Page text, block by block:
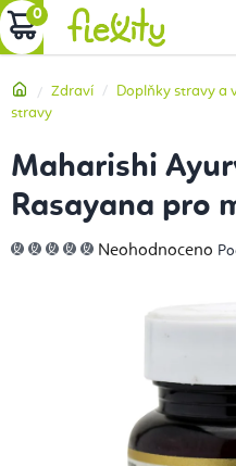
Přejít
na
NÁKUPNÍ
DomůZdraví Doplňky stravy a
stravy
Maharishi
Rasayana pro
Průměrné
hodnocení
hvězdiček.
Neohodnoceno